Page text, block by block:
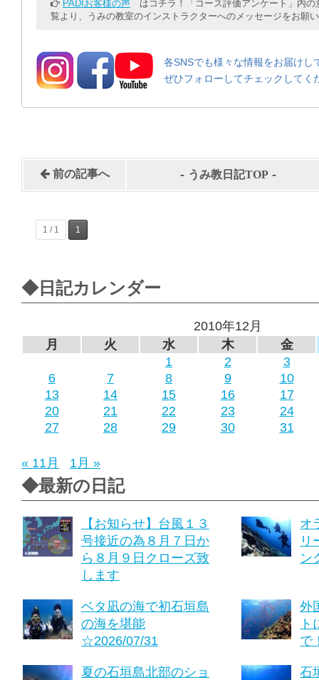
PADIお客様の声 はコチラ！「コース評価アンケート」内の
覧より、うみの教室のインストラクターへのメッセージをお願
各SNSでも様々な情報をお届けし
ぜひフォローしてチェックしてく
前の記事へ - うみ教日記TOP -
1 / 1 1
◆日記カレンダー
2010年12月
月
火 水 木
金
1
2
3
6
7 8 9
10
13
14 15 16
17
20
21 22 23
24
27
28 29 30 31
« 11月 1月 »
◆最新の日記
【お知らせ】台風１３
号接近の為８月７日か
ら８月９日クローズ致
します
オ
リ
ン
ベタ凪の海で初石垣島
の海を堪能
☆2026/07/31
外
ト
で
夏の石垣島北部のショ
石